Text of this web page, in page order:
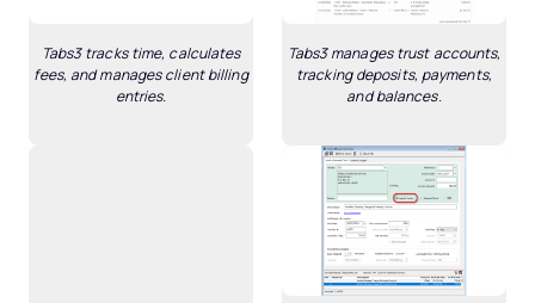
Tabs3 tracks time, calculates
fees, and manages client billing
entries.
Tabs3 manages trust accounts,
tracking deposits, payments,
and balances.